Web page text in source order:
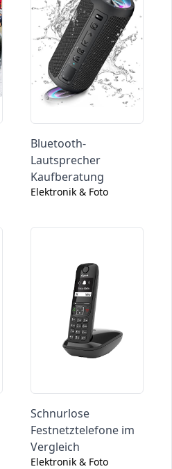
Bluetooth-
Lautsprecher
Kaufberatung
Elektronik & Foto
Schnurlose
Festnetztelefone im
Vergleich
Elektronik & Foto